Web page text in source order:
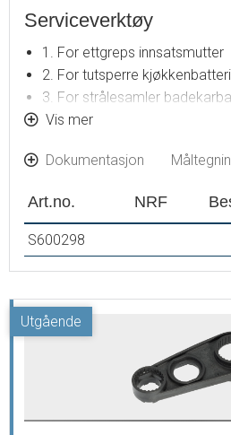
Serviceverktøy
1. For ettgreps innsatsmutter
2. For tutsperre
3. For strålesamler
4. For M24 strålesamler
6. For mutterinnsats
8. For reguleringsinnmat
9. For LYNX ettgreps
10. For coin slot strålesamler
Vis mer
Dokumentasjon
Art.no. NRF
S600298